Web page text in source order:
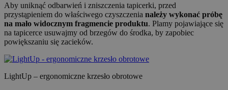
Aby uniknąć odbarwień i zniszczenia tapicerki, przed
przystąpieniem do właściwego czyszczenia należy wykonać próbę
na mało widocznym fragmencie produktu. Plamy pojawiające się
na tapicerce usuwajmy od brzegów do środka, by zapobiec
powiększaniu się zacieków.
LightUp – ergonomiczne krzesło obrotowe